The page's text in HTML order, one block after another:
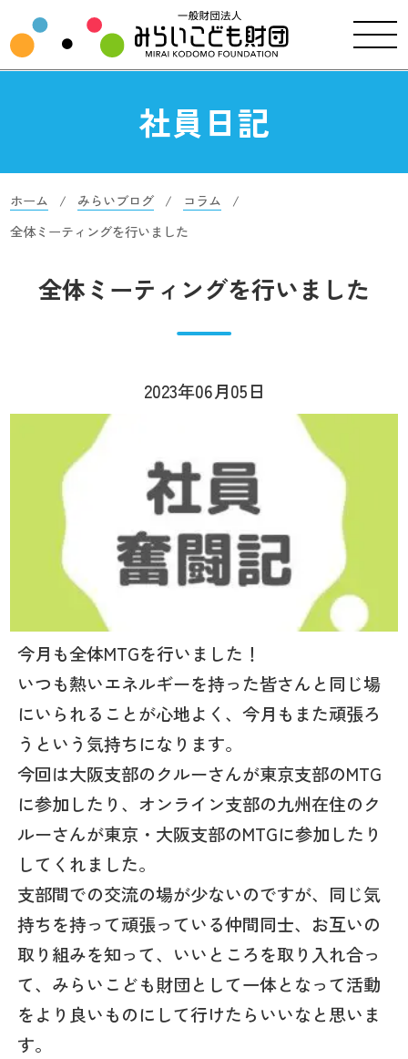
社員日記
ホーム みらいブログ
コラム
全体ミーティングを行いました
全体ミーティングを行いました
2023年06月05日
今月も全体MTGを行いました！
いつも熱いエネルギーを持った皆さんと同じ場
にいられることが心地よく、今月もまた頑張ろ
うという気持ちになります。
今回は大阪支部のクルーさんが東京支部のMTG
に参加したり、オンライン支部の九州在住のク
ルーさんが東京・大阪支部のMTGに参加したり
してくれました。
支部間での交流の場が少ないのですが、同じ気
持ちを持って頑張っている仲間同士、お互いの
取り組みを知って、いいところを取り入れ合っ
て、みらいこども財団として一体となって活動
をより良いものにして行けたらいいなと思いま
す。